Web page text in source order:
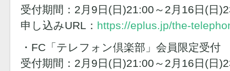
受付期間：2月9日(日)21:00～2月16日(日
申し込みURL： https://eplus.jp/the-
・FC「テレフォン倶楽部」会員限定受付
受付期間：2月9日(日)21:00～2月16日(日